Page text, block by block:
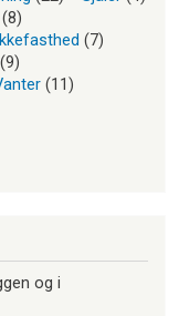
(8)
(7)
(9)
(11)
og i